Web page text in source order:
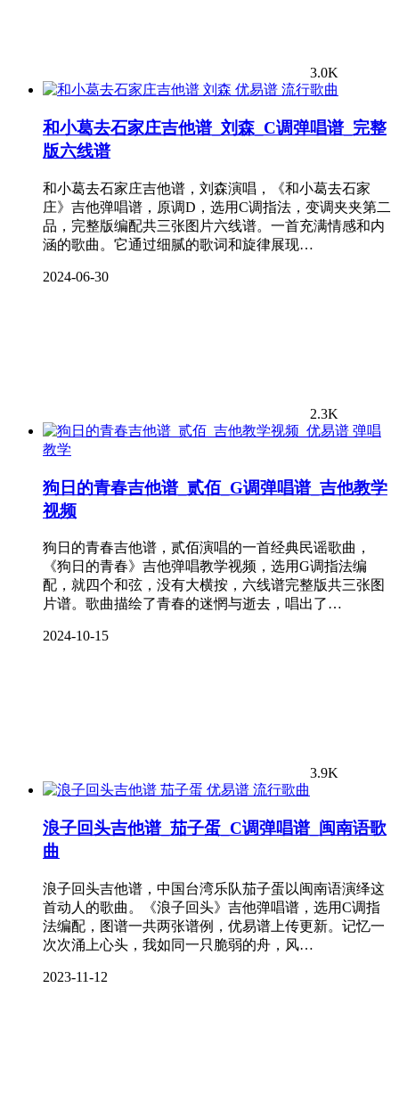
3.0K
流行歌曲
和小葛去石家庄吉他谱_刘森_C调弹唱谱_完整
版六线谱
和小葛去石家庄吉他谱，刘森演唱，《和小葛去石家
庄》吉他弹唱谱，原调D，选用C调指法，变调夹夹第二
品，完整版编配共三张图片六线谱。一首充满情感和内
涵的歌曲。它通过细腻的歌词和旋律展现…
2024-06-30
2.3K
弹唱
教学
狗日的青春吉他谱_贰佰_G调弹唱谱_吉他教学
视频
狗日的青春吉他谱，贰佰演唱的一首经典民谣歌曲，
《狗日的青春》吉他弹唱教学视频，选用G调指法编
配，就四个和弦，没有大横按，六线谱完整版共三张图
片谱。歌曲描绘了青春的迷惘与逝去，唱出了…
2024-10-15
3.9K
流行歌曲
浪子回头吉他谱_茄子蛋_C调弹唱谱_闽南语歌
曲
浪子回头吉他谱，中国台湾乐队茄子蛋以闽南语演绎这
首动人的歌曲。《浪子回头》吉他弹唱谱，选用C调指
法编配，图谱一共两张谱例，优易谱上传更新。记忆一
次次涌上心头，我如同一只脆弱的舟，风…
2023-11-12